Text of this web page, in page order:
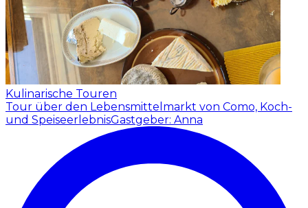
Kulinarische Touren
Tour über den Lebensmittelmarkt von Como, Koch-
und SpeiseerlebnisGastgeber: Anna